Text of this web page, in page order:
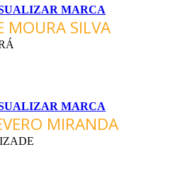
MARCA
MOURA SILVA
MARCA
MIRANDA